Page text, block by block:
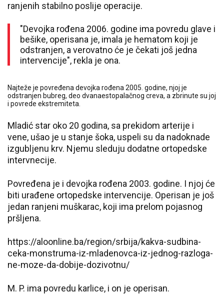
ranjenih stabilno poslije operacije.
"Devojka rođena 2006. godine ima povredu glave i
bešike, operisana je, imala je hematom koji je
odstranjen, a verovatno će je čekati još jedna
intervencije", rekla je ona.
Najteže je povređena devojka rođena 2005. godine, njoj je
odstranjen bubreg, deo dvanaestopalačnog creva, a zbrinute su joj
i povrede ekstremiteta.
Mladić star oko 20 godina, sa prekidom arterije i
vene, ušao je u stanje šoka, uspeli su da nadoknade
izgubljenu krv. Njemu sleduju dodatne ortopedske
intervnecije.
Povređena je i devojka rođena 2003. godine. I njoj će
biti urađene ortopedske intervencije. Operisan je još
jedan ranjeni muškarac, koji ima prelom pojasnog
pršljena.
https://aloonline.ba/region/srbija/kakva-sudbina-
ceka-monstruma-iz-mladenovca-iz-jednog-razloga-
ne-moze-da-dobije-dozivotnu/
M. P. ima povredu karlice, i on je operisan.